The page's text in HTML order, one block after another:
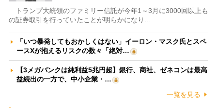
トランプ大統領のファミリー信託が今年1～3月に3000回以上も
の証券取引を行っていたことが明らかになり…
「いつ暴発してもおかしくはない」イーロン・マスク氏とスペ
ースXが抱えるリスクの数々「絶対…
【3メガバンクは純利益5兆円超】銀行、商社、ゼネコンは最高
益続出の一方で、中小企業・…
一覧を見る